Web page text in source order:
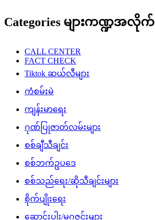
Categories များကဏ္ဍအလိုက်
CALL CENTER
FACT CHECK
Tiktok ဆယ်လီများ
ကံစမ်းမဲ
ကျန်းမာရေး
ဂုဏ်ပြုဇာတ်လမ်းများ
စစ်ချီသီချင်း
စစ်ဘက်ဥပဒေ
စစ်သည်ရေး/ဆိုသီချင်းများ
စိုက်ပျိုးရေး
ဆောင်းပါး/မဂ္ဂဇင်းများ